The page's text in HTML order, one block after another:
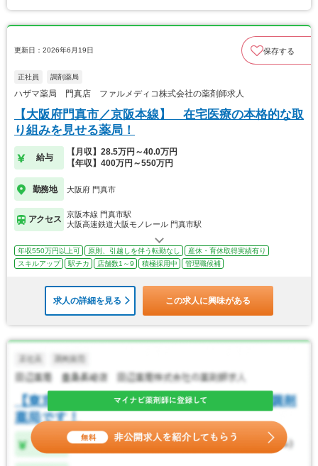
更新日：2026年6月19日 保存する
正社員 調剤薬局
ハザマ薬局 門真店 ファルメディコ株式会社の薬剤師求人
【大阪府門真市／京阪本線】 在宅医療の本格的な取
り組みを見せる薬局！
給与
【月収】28.5万円～40.0万円
【年収】400万円～550万円
勤務地 大阪府 門真市
アクセス
京阪本線 門真市駅
大阪高速鉄道大阪モノレール 門真市駅
年収550万円以上可 原則、引越しを伴う転勤なし
産休・育休取得実績有り
スキルアップ
駅チカ 店舗数1～9 積極採用中 管理職候補
求人の詳細を見る この求人に興味がある